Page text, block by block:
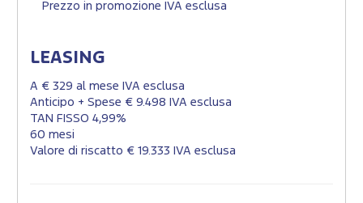
Prezzo in promozione IVA esclusa
LEASING
A € 329 al mese IVA esclusa
Anticipo + Spese € 9.498 IVA esclusa
TAN FISSO 4,99%
60 mesi
Valore di riscatto € 19.333 IVA esclusa